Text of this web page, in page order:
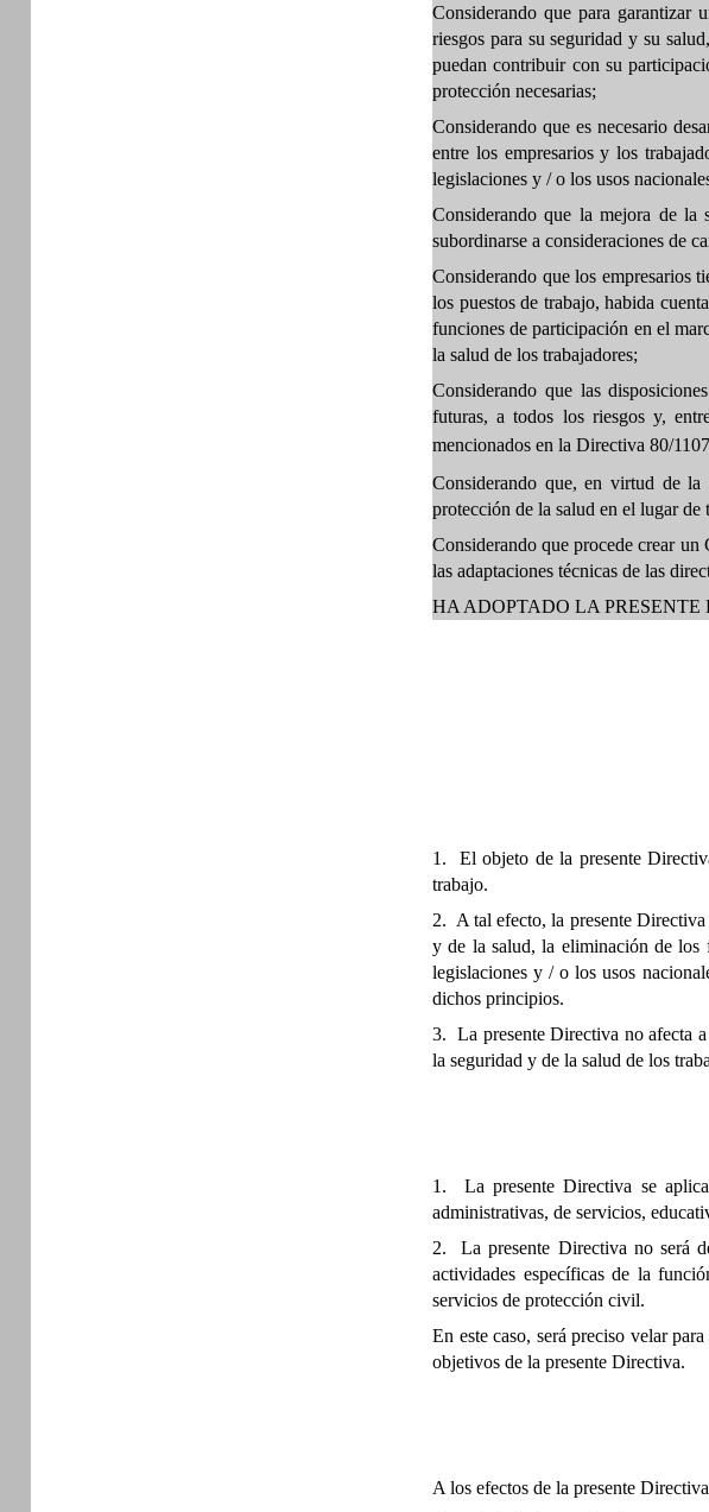
Considerando que para garantizar
riesgos para su seguridad y su
puedan contribuir con su
protección necesarias;
Considerando que es necesario
entre los empresarios y los
legislaciones y / o los usos
Considerando que la mejora de la
subordinarse a consideraciones de
Considerando que los empresarios
los puestos de trabajo, habida
funciones de participación en el
la salud de los trabajadores;
Considerando que las
futuras, a todos los riesgos y,
mencionados en la Directiva 80/
Considerando que, en virtud de
protección de la salud en el lugar de
Considerando que procede crear un
las adaptaciones técnicas de las
HA ADOPTADO LA PRESENTE
1. El objeto de la presente
trabajo.
2. A tal efecto, la presente
y de la salud, la eliminación de los
legislaciones y / o los usos
dichos principios.
3. La presente Directiva no afecta a
la seguridad y de la salud de los
1. La presente Directiva se
administrativas, de servicios,
2. La presente Directiva no será
actividades específicas de la
servicios de protección civil.
En este caso, será preciso velar
objetivos de la presente Directiva.
A los efectos de la presente